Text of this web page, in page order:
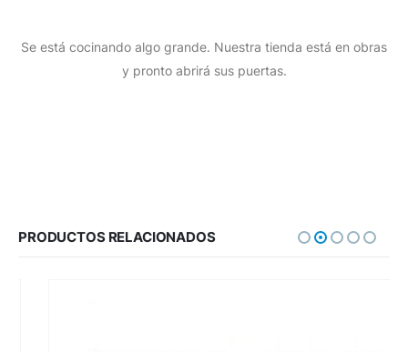
Se está cocinando algo grande. Nuestra tienda está en obras
y pronto abrirá sus puertas.
PRODUCTOS RELACIONADOS